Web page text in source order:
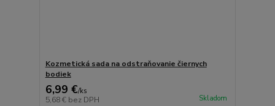
Kozmetická sada na odstraňovanie čiernych
bodiek
6,99 €/ks
5,68 € bez DPH Skladom